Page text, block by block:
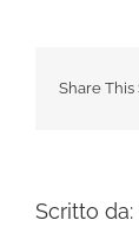
Share This
Scritto da: